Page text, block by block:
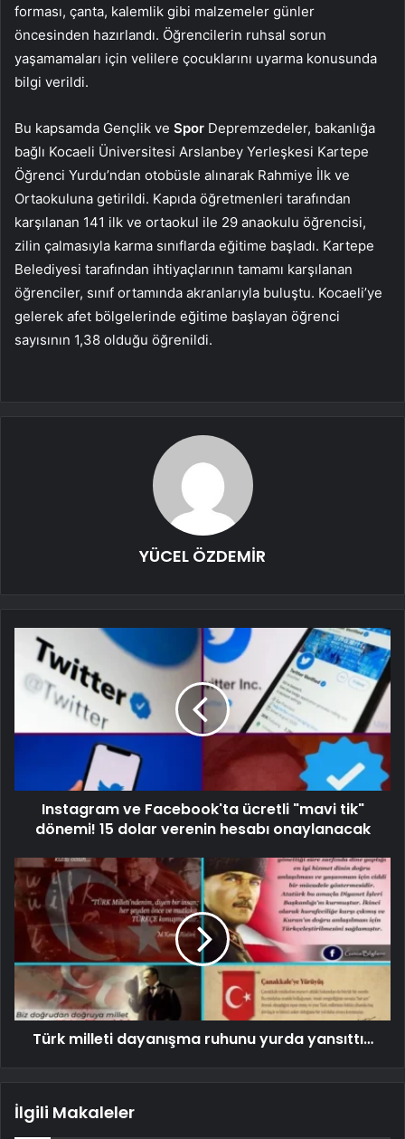
forması, çanta, kalemlik gibi malzemeler günler
öncesinden hazırlandı. Öğrencilerin ruhsal sorun
yaşamamaları için velilere çocuklarını uyarma konusunda
bilgi verildi.
Bu kapsamda Gençlik ve Spor Depremzedeler, bakanlığa
bağlı Kocaeli Üniversitesi Arslanbey Yerleşkesi Kartepe
Öğrenci Yurdu’ndan otobüsle alınarak Rahmiye İlk ve
Ortaokuluna getirildi. Kapıda öğretmenleri tarafından
karşılanan 141 ilk ve ortaokul ile 29 anaokulu öğrencisi,
zilin çalmasıyla karma sınıflarda eğitime başladı. Kartepe
Belediyesi tarafından ihtiyaçlarının tamamı karşılanan
öğrenciler, sınıf ortamında akranlarıyla buluştu. Kocaeli’ye
gelerek afet bölgelerinde eğitime başlayan öğrenci
sayısının 1,38 olduğu öğrenildi.
YÜCEL ÖZDEMİR
Instagram ve Facebook'ta ücretli "mavi tik"
dönemi! 15 dolar verenin hesabı onaylanacak
Türk milleti dayanışma ruhunu yurda yansıttı…
İlgili Makaleler